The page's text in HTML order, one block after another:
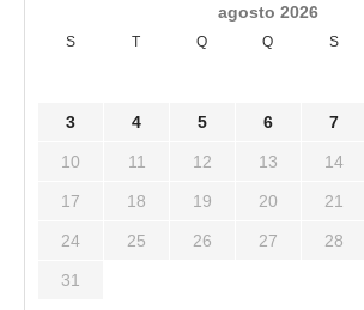
agosto 2026
S T Q Q S
3 4 5 6 7
10 11 12 13 14
17 18 19 20 21
24 25 26 27 28
31